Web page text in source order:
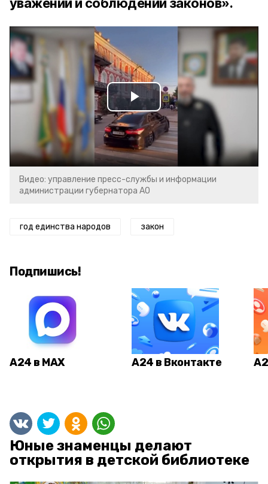
Play
Video
Видео: управление пресс-службы и информации
администрации губернатора АО
год единства народов закон
Подпишись!
А24 в MAX А24 в Вконтакте
Юные знаменцы делают
открытия в детской библиотеке